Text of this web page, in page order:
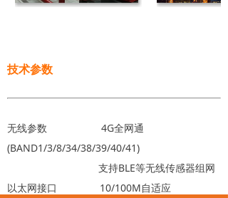
技术参数
无线参数 4G全网通
(BAND1/3/8/34/38/39/40/41)
支持BLE等无线传感器组网
以太网接口 10/100M自适应